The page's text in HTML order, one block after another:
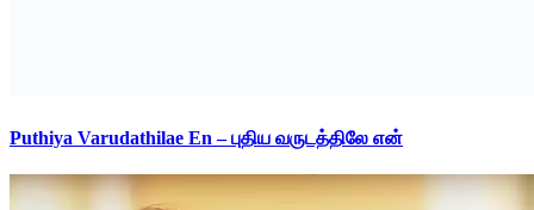
Puthiya Varudathilae En – புதிய வருடத்திலே என்